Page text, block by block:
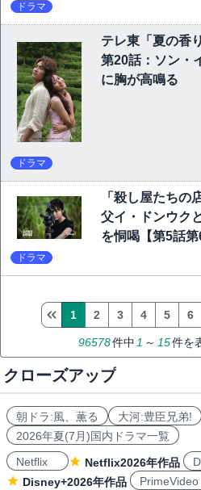
ドラマ
テレ東「夏の香
第20話：ソン・
に胸が高鳴る
ドラマ
「殺し屋たちの
父イ・ドンウク
を恫喝【第5話第
ドラマ
96578件中 1 ～ 15件を
1 2 3 4 5 6
クローズアップ
朝ドラ:風、薫る 大河:豊臣兄弟!
2026年夏(7月)国内ドラマ一覧
Netflix
Netflix2026年作品
Disney+2026年作品